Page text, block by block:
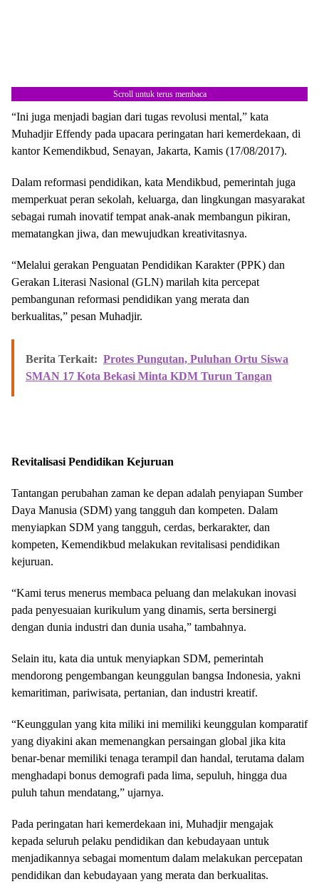
Scroll untuk terus membaca
“Ini juga menjadi bagian dari tugas revolusi mental,” kata
Muhadjir Effendy pada upacara peringatan hari kemerdekaan, di
kantor Kemendikbud, Senayan, Jakarta, Kamis (17/08/2017).
Dalam reformasi pendidikan, kata Mendikbud, pemerintah juga
memperkuat peran sekolah, keluarga, dan lingkungan masyarakat
sebagai rumah inovatif tempat anak-anak membangun pikiran,
mematangkan jiwa, dan mewujudkan kreativitasnya.
“Melalui gerakan Penguatan Pendidikan Karakter (PPK) dan
Gerakan Literasi Nasional (GLN) marilah kita percepat
pembangunan reformasi pendidikan yang merata dan
berkualitas,” pesan Muhadjir.
Berita Terkait: Protes Pungutan, Puluhan Ortu Siswa
SMAN 17 Kota Bekasi Minta KDM Turun Tangan
Revitalisasi Pendidikan Kejuruan
Tantangan perubahan zaman ke depan adalah penyiapan Sumber
Daya Manusia (SDM) yang tangguh dan kompeten. Dalam
menyiapkan SDM yang tangguh, cerdas, berkarakter, dan
kompeten, Kemendikbud melakukan revitalisasi pendidikan
kejuruan.
“Kami terus menerus membaca peluang dan melakukan inovasi
pada penyesuaian kurikulum yang dinamis, serta bersinergi
dengan dunia industri dan dunia usaha,” tambahnya.
Selain itu, kata dia untuk menyiapkan SDM, pemerintah
mendorong pengembangan keunggulan bangsa Indonesia, yakni
kemaritiman, pariwisata, pertanian, dan industri kreatif.
“Keunggulan yang kita miliki ini memiliki keunggulan komparatif
yang diyakini akan memenangkan persaingan global jika kita
benar-benar memiliki tenaga terampil dan handal, terutama dalam
menghadapi bonus demografi pada lima, sepuluh, hingga dua
puluh tahun mendatang,” ujarnya.
Pada peringatan hari kemerdekaan ini, Muhadjir mengajak
kepada seluruh pelaku pendidikan dan kebudayaan untuk
menjadikannya sebagai momentum dalam melakukan percepatan
pendidikan dan kebudayaan yang merata dan berkualitas.